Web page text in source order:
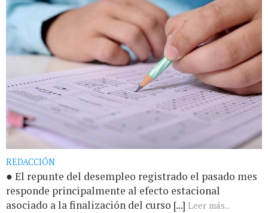
REDACCIÓN
● El repunte del desempleo registrado el pasado mes
responde principalmente al efecto estacional
asociado a la finalización del curso [...] Leer más...